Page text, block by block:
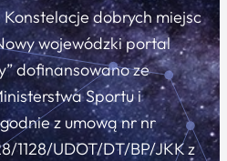
Konstelacje dobrych miejsc
wojewódzki portal
dofinansowano ze
Sportu i
z umową nr nr
1128/UDOT/DT/BP/JKK z